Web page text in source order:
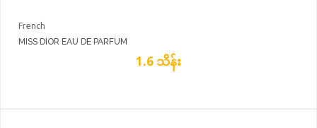
French
MISS DIOR EAU DE PARFUM
1.6 သိန်း